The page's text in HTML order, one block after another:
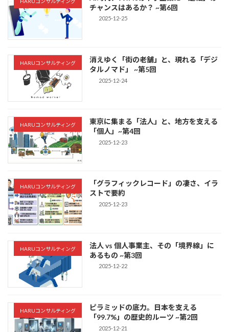
チャンスはあるか？ ~第6回
2025-12-25
HARUコンサルティング
消えゆく「街の老舗」と、現れる「デジ
タルノマド」 ~第5回
2025-12-24
HARUコンサルティング
東京に集まる「法人」と、地方を支える
「個人」~第4回
2025-12-23
HARUコンサルティング
「グラフィックレコード」の凄さ、イラ
ストで要約
2025-12-23
HARUコンサルティング
法人 vs 個人事業主、その「境界線」に
あるもの ~第3回
2025-12-22
HARUコンサルティング
ピラミッドの底力。日本を支える
「99.7%」の歴史的ルーツ ~第2回
2025-12-21